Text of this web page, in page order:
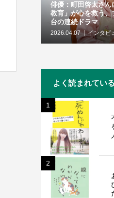
俳優：町田啓太さん
教育」が心を救う
台の連続ドラマ
2026.04.07 インタビ
よく読まれてい
1
2